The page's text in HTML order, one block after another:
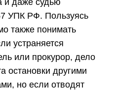
и даже судью
УПК РФ. Пользуясь
также понимать
устраняется
или прокурор, дело
остановки другими
но если отводят